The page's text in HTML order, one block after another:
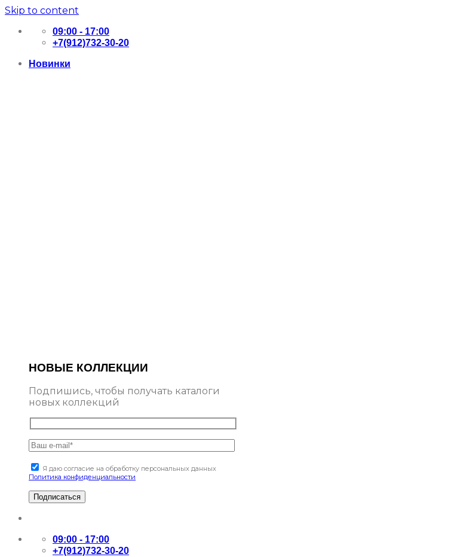
Skip to content
09:00 - 17:00
+7(912)732-30-20
Новинки
НОВЫЕ КОЛЛЕКЦИИ
Подпишись, чтобы получать каталоги
новых коллекций
Я даю согласие на обработку персональных данных
Политика конфиденциальности
09:00 - 17:00
+7(912)732-30-20